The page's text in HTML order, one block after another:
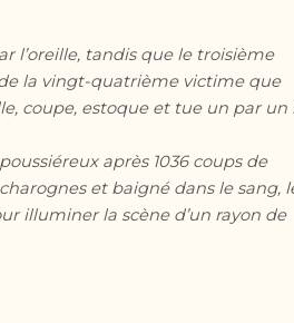
l’oreille, tandis que le troisième
de la vingt-quatrième victime que
coupe, estoque et tue un par un
après 1036 coups de
et baigné dans le sang,
illuminer la scène d’un rayon de